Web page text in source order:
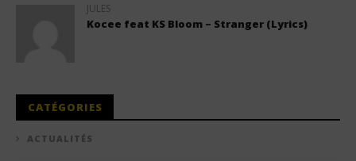
JULES
Kocee feat KS Bloom – Stranger (Lyrics)
CATÉGORIES
ACTUALITÉS